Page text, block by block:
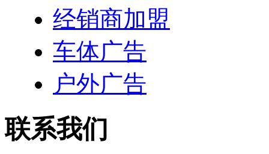
经销商加盟
车体广告
户外广告
联系我们